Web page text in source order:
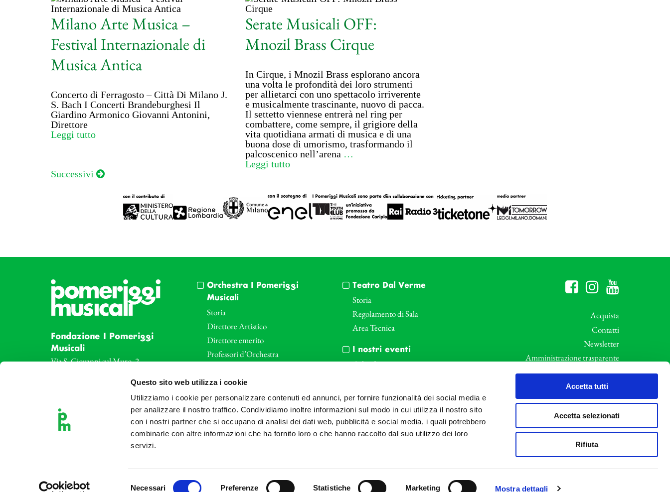
Questo sito web utilizza i cookie
Utilizziamo i cookie per personalizzare contenuti ed annunci, per fornire funzionalità dei social media e
per analizzare il nostro traffico. Condividiamo inoltre informazioni sul modo in cui utilizza il nostro sito
con i nostri partner che si occupano di analisi dei dati web, pubblicità e social media, i quali potrebbero
combinarle con altre informazioni che ha fornito loro o che hanno raccolto dal suo utilizzo dei loro
servizi.
Necessari Preferenze Statistiche Marketing Mostra dettagli
Accetta tutti
Accetta selezionati
Rifiuta
Milano Arte Musica –
Festival Internazionale di
Musica Antica
Concerto di Ferragosto – Città Di Milano J.
S. Bach I Concerti Brandeburghesi Il
Giardino Armonico Giovanni Antonini,
Direttore
Leggi tutto
Serate Musicali OFF:
Mnozil Brass Cirque
In Cirque, i Mnozil Brass esplorano ancora
una volta le profondità dei loro strumenti
per allietarci con uno spettacolo irriverente
e musicalmente trascinante, nuovo di pacca.
Il settetto viennese entrerà nel ring per
combattere, come sempre, il grigiore della
vita quotidiana armati di musica e di una
buona dose di umorismo, trasformando il
palcoscenico nell’arena …
Leggi tutto
Navigazione
Successivi
Fondazione I Pomeriggi
Musicali
Via S. Giovanni sul Muro, 2
Tel: +39 02 87905
Teatro Dal Verme
Via S. Giovanni sul Muro, 2
Orchestra I Pomeriggi
Musicali
Storia
Direttore Artistico
Direttore emerito
Professori d’Orchestra
Le sale
Art Bonus
Teatro Dal Verme
Storia
Regolamento di Sala
Area Tecnica
I nostri eventi
Calendario
Biglietteria
Archivio Fotografico
Acquista
Contatti
Newsletter
Amministrazione trasparente
Whistleblowing
Privacy e Cookie Policy
Informative Privacy
Area riservata
Credits